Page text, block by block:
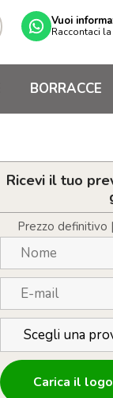
Vuoi
Raccontaci
BORRACCE
Ricevi il tuo
Prezzo definitivo
Carica il